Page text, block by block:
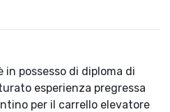
possesso di diploma di
esperienza pregressa
per il carrello elevatore